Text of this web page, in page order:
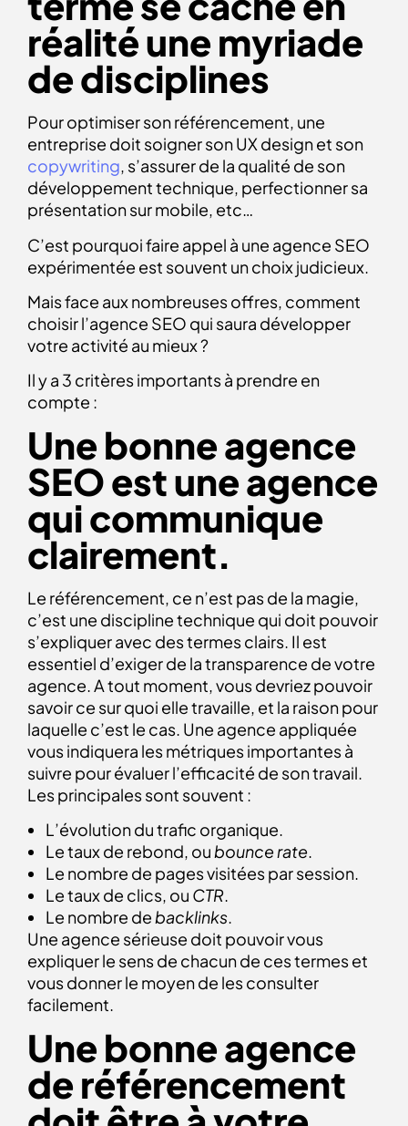
réalité une myriade
de disciplines
Pour optimiser son référencement, une
entreprise doit soigner son UX design et son
copywriting, s’assurer de la qualité de son
développement technique, perfectionner sa
présentation sur mobile, etc…
C’est pourquoi faire appel à une agence SEO
expérimentée est souvent un choix judicieux.
Mais face aux nombreuses offres, comment
choisir l’agence SEO qui saura développer
votre activité au mieux ?
Il y a 3 critères importants à prendre en
compte :
Une bonne agence
SEO est une agence
qui communique
clairement.
Le référencement, ce n’est pas de la magie,
c’est une discipline technique qui doit pouvoir
s’expliquer avec des termes clairs. Il est
essentiel d’exiger de la transparence de votre
agence. A tout moment, vous devriez pouvoir
savoir ce sur quoi elle travaille, et la raison pour
laquelle c’est le cas. Une agence appliquée
vous indiquera les métriques importantes à
suivre pour évaluer l’efficacité de son travail.
Les principales sont souvent :
L’évolution du trafic organique.
Le taux de rebond, ou bounce rate.
Le nombre de pages visitées par session.
Le taux de clics, ou CTR.
Le nombre de backlinks.
Une agence sérieuse doit pouvoir vous
expliquer le sens de chacun de ces termes et
vous donner le moyen de les consulter
facilement.
Une bonne agence
de référencement